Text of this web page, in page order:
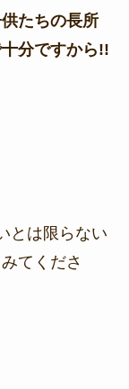
たちの長所
分ですから!!
とは限らない
てくださ